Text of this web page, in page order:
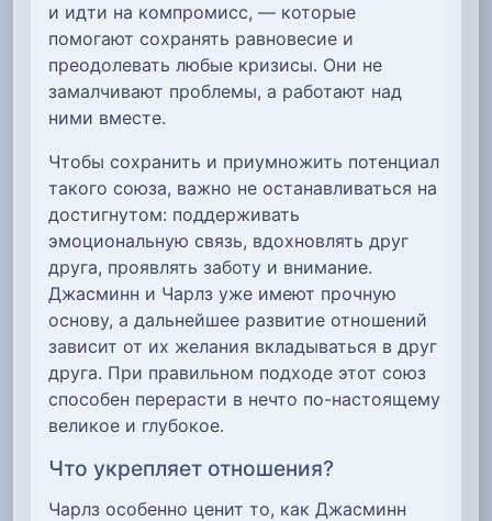
и идти на компромисс, — которые
помогают сохранять равновесие и
преодолевать любые кризисы. Они не
замалчивают проблемы, а работают над
ними вместе.
Чтобы сохранить и приумножить потенциал
такого союза, важно не останавливаться на
достигнутом: поддерживать
эмоциональную связь, вдохновлять друг
друга, проявлять заботу и внимание.
Джасминн и Чарлз уже имеют прочную
основу, а дальнейшее развитие отношений
зависит от их желания вкладываться в друг
друга. При правильном подходе этот союз
способен перерасти в нечто по-настоящему
великое и глубокое.
Что укрепляет отношения?
Чарлз особенно ценит то, как Джасминн